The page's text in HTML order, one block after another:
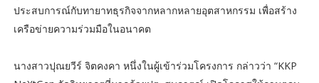
ประสบการณ์กับทายาทธุรกิจจากหลากหลายอุตสาหกรรม เพื่อสร้าง
เครือข่ายความร่วมมือในอนาคต
นางสาวปุณยวีร์ จิตคงคา หนึ่งในผู้เข้าร่วมโครงการ กล่าวว่า “KKP